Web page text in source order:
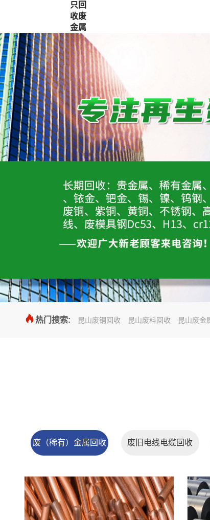
只回
收废
金属
热门搜索: 昆山废铜回收 昆山废料回收 昆山废金
废（稀有）金属回收 废旧电线电缆回收